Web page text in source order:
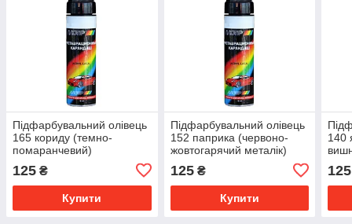
Підфарбувальний олівець
165 кориду (темно-
помаранчевий)
125 ₴
Купити
Підфарбувальний олівець
152 паприка (червоно-
жовтогарячий металік)
125₴
Купити
140
125